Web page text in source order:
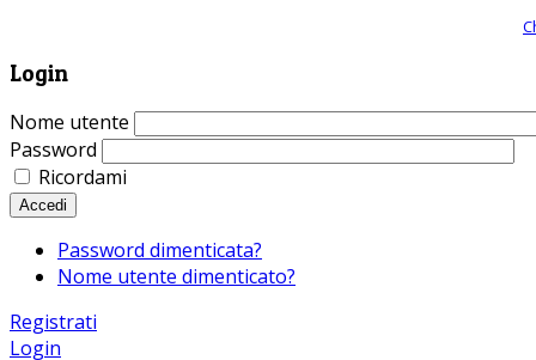
Login
Nome utente
Password
Ricordami
Accedi
Password dimenticata?
Nome utente dimenticato?
Registrati
Login